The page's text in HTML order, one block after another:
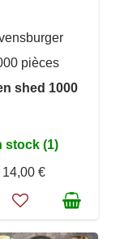
pièces
shed 1000
stock (1)
14,00 €